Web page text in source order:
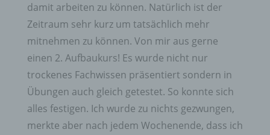
damit arbeiten zu können. Natürlich ist der
Zeitraum sehr kurz um tatsächlich mehr
mitnehmen zu können. Von mir aus gerne
einen 2. Aufbaukurs! Es wurde nicht nur
trockenes Fachwissen präsentiert sondern in
Übungen auch gleich getestet. So konnte sich
alles festigen. Ich wurde zu nichts gezwungen,
merkte aber nach jedem Wochenende, dass ich